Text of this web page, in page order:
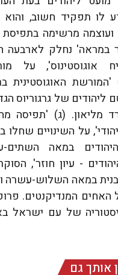
לו תפקיד חשוב,
ועוצמה מרשימה
במראה' נחלק לארבעה
אוגוסטינוס', על
'המורשת האוגוסטינית
ליהודים של גרגוריוס
מליאון. (ג) 'תפיסה
על השינויים שחלו
במאה השתים-
- עיון חוזר',
במאה השלוש-עשרה
האחים המנדיקנטים.
של עם ישראל
אותך גם